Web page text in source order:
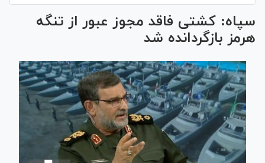
سپاه: کشتی فاقد مجوز عبور از تنگه
هرمز بازگردانده شد